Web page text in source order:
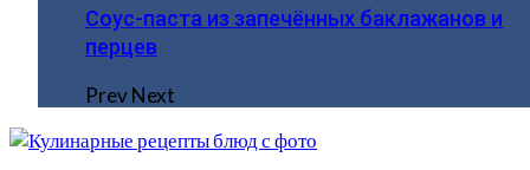
Соус-паста из запечённых баклажанов и
перцев
PrevNext